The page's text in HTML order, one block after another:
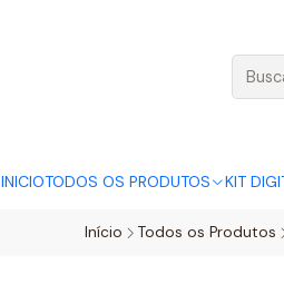
INICIOTODOS OS PRODUTOS KIT
Início Todos os Produtos